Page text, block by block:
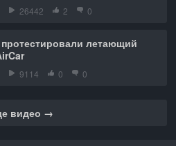
26442 2 0
летающий
9114 0 0
видео →